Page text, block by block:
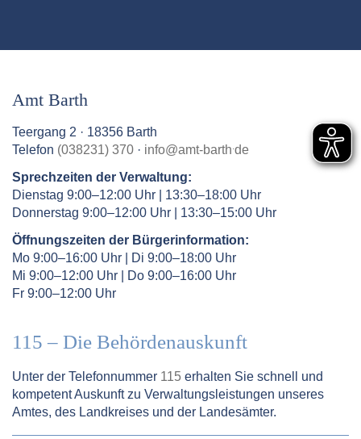
Amt Barth
Teergang 2 · 18356 Barth
Telefon (038231) 370 · info@amt-barth.de
Sprechzeiten der Verwaltung:
Dienstag 9:00–12:00 Uhr | 13:30–18:00 Uhr
Donnerstag 9:00–12:00 Uhr | 13:30–15:00 Uhr
Öffnungszeiten der Bürgerinformation:
Mo 9:00–16:00 Uhr | Di 9:00–18:00 Uhr
Mi 9:00–12:00 Uhr | Do 9:00–16:00 Uhr
Fr 9:00–12:00 Uhr
115 – Die Behördenauskunft
Unter der Telefonnummer 115 erhalten Sie schnell und
kompetent Auskunft zu Verwaltungsleistungen unseres
Amtes, des Landkreises und der Landesämter.